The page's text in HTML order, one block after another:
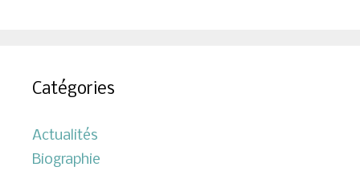
Catégories
Actualités
Biographie